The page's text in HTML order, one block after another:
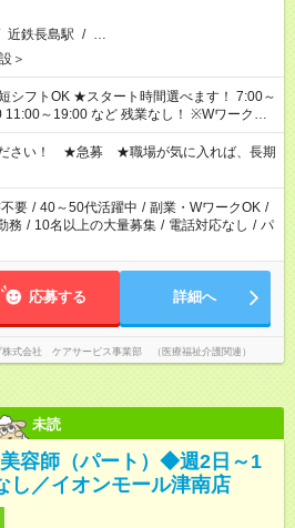
近鉄長島駅 / …
＞
時間選べます！ 7:00～
～19:00 など 残業なし！ ※Wワークの
合わせ週40時間超の就業はご案内できませ
週20時間以上勤務は社会保険への加入対象
派遣法（日雇い派遣の原則禁止）により、
業はご案内が難しい場合があります
ださい！ ★急募 ★職場が気に入れば、長期
要 / 40～50代活躍中 / 副業・WワークOK /
務 / 10名以上の大量募集 / 電話対応なし / パ
応募する 詳細へ
株式会社 ケアサービス事業部 （医療福祉介護関連）
未読
容師（パート）◆週2日～1
し／イオンモール津南店